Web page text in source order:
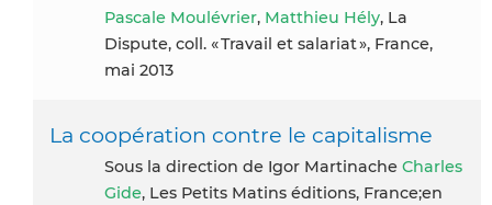
Pascale Moulévrier, Matthieu Hély, La
Dispute, coll. « Travail et salariat », France,
mai 2013
La coopération contre le capitalisme
sous la direction de Igor Martinache Charles
Gide, Les Petits Matins éditions, France;en